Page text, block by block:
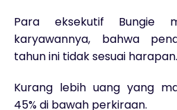
Para eksekutif Bungie
karyawannya, bahwa
tahun ini tidak sesuai harapan.
Kurang lebih uang yang
45% di bawah perkiraan.